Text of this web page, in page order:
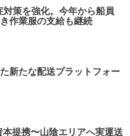
策を強化。今年から船員
作業服の支給も継続
新たな配送プラットフォー
提携〜山陰エリアへ実運送